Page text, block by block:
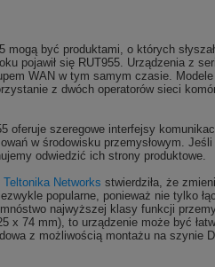
mogą być produktami, o których
pojawił się RUT955. Urządzenia z
WAN w tym samym czasie. Modele
z dwóch operatorów sieci
oferuje szeregowe interfejsy
w środowisku przemysłowym.
odwiedzić ich strony produktowe.
Teltonika Networks stwierdziła, że
popularne, ponieważ nie tylko
najwyższej klasy funkcji
x 74 mm), to urządzenie może być
z możliwością montażu na szynie